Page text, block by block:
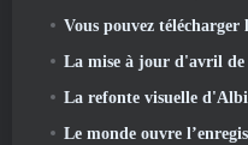
Vous pouvez télécharger le
La mise à jour d'avril de The First
La refonte visuelle d'Albion Online abandonnée
Le monde ouvre